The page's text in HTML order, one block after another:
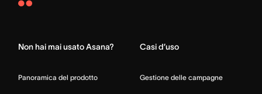
Asana
Non hai mai usato Asana?
Panoramica del prodotto
Casi d’uso
Gestione delle campagne